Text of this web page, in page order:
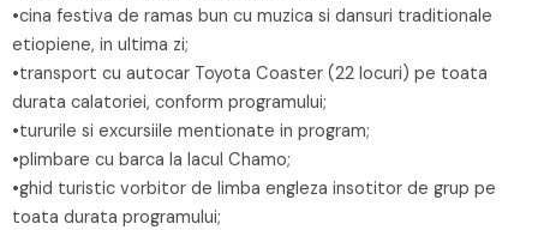
•cina festiva de ramas bun cu muzica si dansuri traditionale
etiopiene, in ultima zi;
•transport cu autocar Toyota Coaster (22 locuri) pe toata
durata calatoriei, conform programului;
•tururile si excursiile mentionate in program;
•plimbare cu barca la lacul Chamo;
•ghid turistic vorbitor de limba engleza insotitor de grup pe
toata durata programului;